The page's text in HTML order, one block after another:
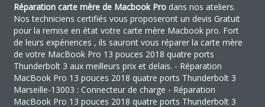
Réparation carte mère de Macbook Prodans nos ateliers.
Nos techniciens certifiés vous proposeront un devis Gratuit
pour la remise en état votre carte mère Macbook pro. Fort
de leurs expériences , ils sauront vous réparer la carte mère
de votre MacBook Pro 13 pouces 2018 quatre ports
Thunderbolt 3 aux meilleurs prix et delais. - Réparation
MacBook Pro 13 pouces 2018 quatre ports Thunderbolt 3
Marseille-13003 : Connecteur de charge - Réparation
MacBook Pro 13 pouces 2018 quatre ports Thunderbolt 3